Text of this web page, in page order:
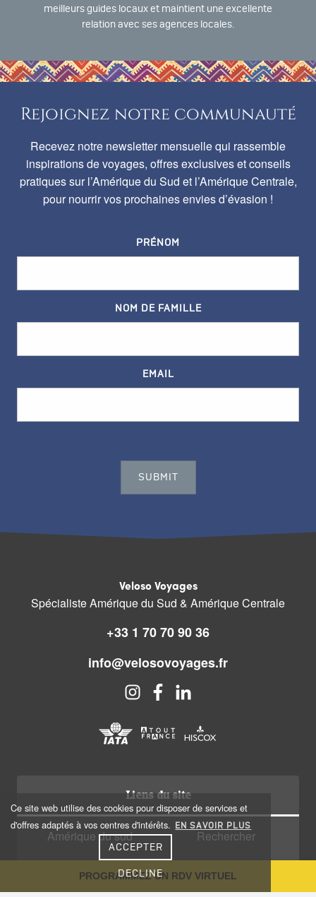
Ce site web utilise des cookies pour disposer de services et
d'offres adaptés à vos centres d'intérêts.
EN SAVOIR PLUS
DECLINE
ACCEPTER
PROGRAMMEZ UN RDV VIRTUEL
meilleurs guides locaux et maintient une excellente
relation avec ses agences locales.
Rejoignez notre communauté
Recevez notre newsletter mensuelle qui rassemble
inspirations de voyages, offres exclusives et conseils
pratiques sur l’Amérique du Sud et l’Amérique Centrale,
pour nourrir vos prochaines envies d’évasion !
PRÉNOM
NOM DE FAMILLE
EMAIL
Veloso Voyages
Spécialiste Amérique du Sud & Amérique Centrale
+33 1 70 70 90 36
info@velosovoyages.fr
Liens du site
Amérique du sud
Amérique centrale
Rechercher
Qui sommes nous?